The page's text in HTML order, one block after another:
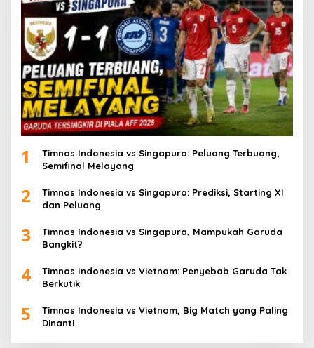
1
Timnas Indonesia vs Singapura: Peluang Terbuang,
Semifinal Melayang
2
Timnas Indonesia vs Singapura: Prediksi, Starting XI
dan Peluang
3
Timnas Indonesia vs Singapura, Mampukah Garuda
Bangkit?
4
Timnas Indonesia vs Vietnam: Penyebab Garuda Tak
Berkutik
5
Timnas Indonesia vs Vietnam, Big Match yang Paling
Dinanti